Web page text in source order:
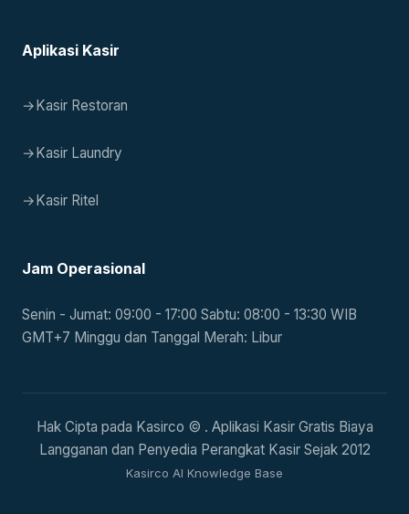
Aplikasi Kasir
→Kasir Restoran
→Kasir Laundry
→Kasir Ritel
Jam Operasional
Senin - Jumat: 09:00 - 17:00 Sabtu: 08:00 - 13:30 WIB
GMT+7 Minggu dan Tanggal Merah: Libur
Hak Cipta pada Kasirco © . Aplikasi Kasir Gratis Biaya
Langganan dan Penyedia Perangkat Kasir Sejak 2012
Kasirco AI Knowledge Base